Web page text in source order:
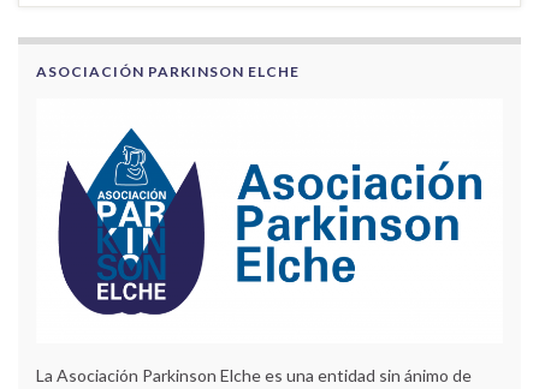
ASOCIACIÓN PARKINSON ELCHE
La Asociación Parkinson Elche es una entidad sin ánimo de